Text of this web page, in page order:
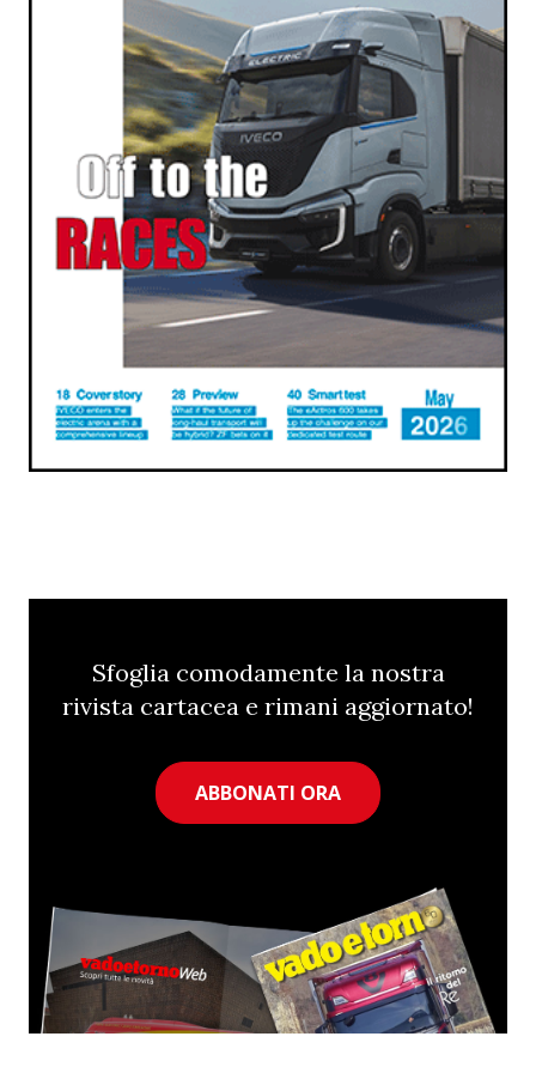
Sfoglia comodamente la nostra
rivista cartacea e rimani aggiornato!
ABBONATI ORA